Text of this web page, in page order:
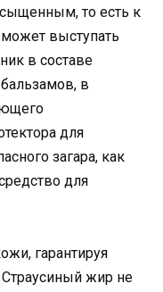
то есть к
выступать
в составе
в
для
загара, как
для
гарантируя
жир не